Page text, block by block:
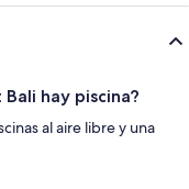
hay piscina?
al aire libre y una